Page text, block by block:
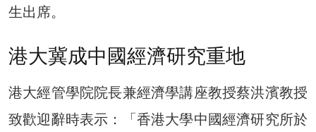
生出席。
港大冀成中國經濟研究重地
港大經管學院院長兼經濟學講座教授蔡洪濱教授
致歡迎辭時表示：「香港大學中國經濟研究所於